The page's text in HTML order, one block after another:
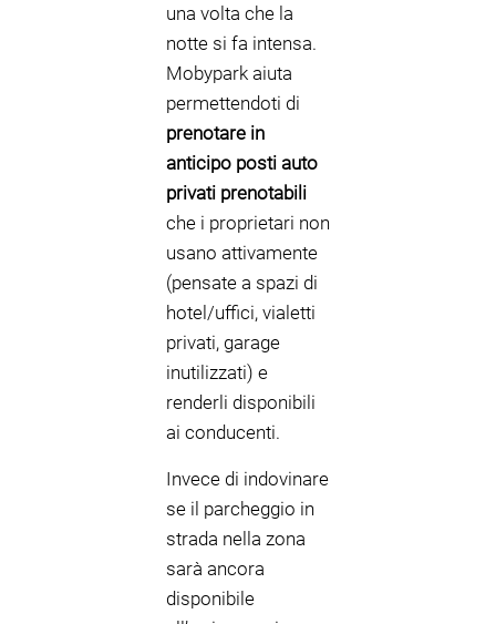
una volta che la
notte si fa intensa.
Mobypark aiuta
permettendoti di
prenotare in
anticipo posti auto
privati prenotabili
che i proprietari non
usano attivamente
(pensate a spazi di
hotel/uffici, vialetti
privati, garage
inutilizzati) e
renderli disponibili
ai conducenti.
Invece di indovinare
se il parcheggio in
strada nella zona
sarà ancora
disponibile